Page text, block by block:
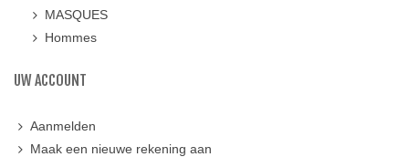
MASQUES
Hommes
UW ACCOUNT
Aanmelden
Maak een nieuwe rekening aan